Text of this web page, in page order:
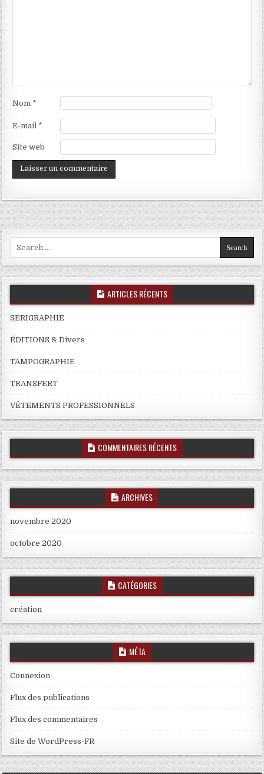
Nom *
E-mail *
Site web
ARTICLES RÉCENTS
SERIGRAPHIE
ÉDITIONS & Divers
TAMPOGRAPHIE
TRANSFERT
VÊTEMENTS PROFESSIONNELS
COMMENTAIRES RÉCENTS
ARCHIVES
novembre 2020
octobre 2020
CATÉGORIES
création
MÉTA
Connexion
Flux des publications
Flux des commentaires
Site de WordPress-FR